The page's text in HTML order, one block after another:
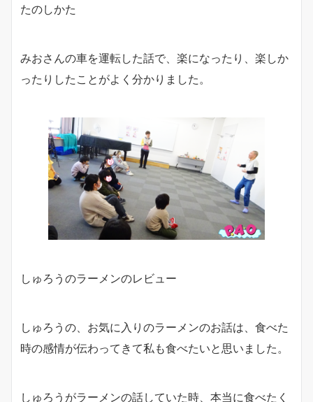
たのしかた
みおさんの車を運転した話で、楽になったり、楽しか
ったりしたことがよく分かりました。
しゅろうのラーメンのレビュー
しゅろうの、お気に入りのラーメンのお話は、食べた
時の感情が伝わってきて私も食べたいと思いました。
しゅろうがラーメンの話していた時、本当に食べたく